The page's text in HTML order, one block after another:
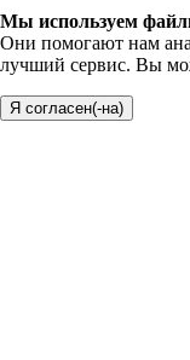
Мы используем
Они помогают нам
лучший сервис. Вы
Я согласен(-на)